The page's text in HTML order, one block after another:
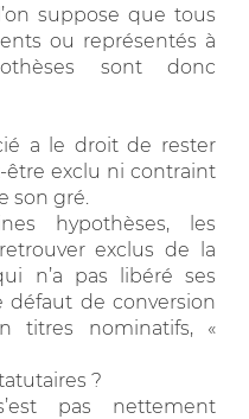
suppose que tous
ou représentés à
sont donc
a le droit de rester
exclu ni contraint
son gré.
hypothèses, les
exclus de la
n’a pas libéré ses
défaut de conversion
titres nominatifs, «
?
pas nettement